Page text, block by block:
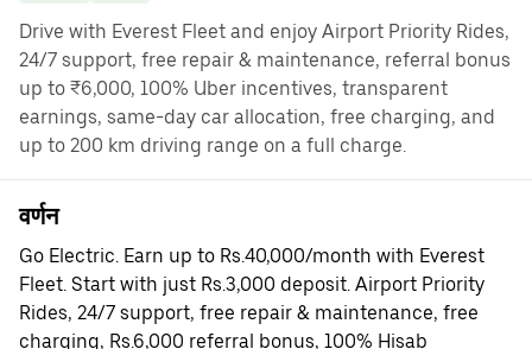
Drive with Everest Fleet and enjoy Airport Priority Rides,
24/7 support, free repair & maintenance, referral bonus
up to ₹6,000, 100% Uber incentives, transparent
earnings, same-day car allocation, free charging, and
up to 200 km driving range on a full charge.
वर्णन
Go Electric. Earn up to Rs.40,000/month with Everest
Fleet. Start with just Rs.3,000 deposit. Airport Priority
Rides, 24/7 support, free repair & maintenance, free
charging, Rs.6,000 referral bonus, 100% Hisab